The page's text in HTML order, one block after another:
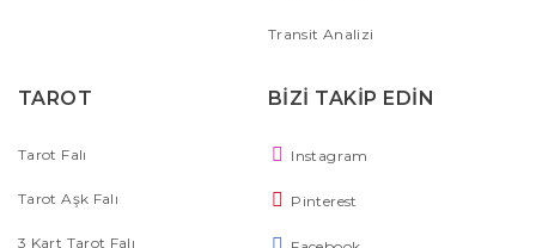
Transit Analizi
TAROT
Tarot Falı
Tarot Aşk Falı
3 Kart Tarot Falı
BİZİ TAKİP EDİN
Instagram
Pinterest